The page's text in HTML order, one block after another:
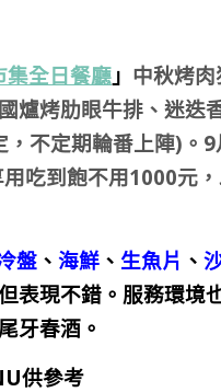
全日餐廳 」 中秋烤
爐烤肋眼牛排、迷迭
不定期輪番上陣)。
吃到飽不用1000元
盤 、 海鮮 、 生魚片 、
表現不錯。服務環境
牙春酒。
供參考